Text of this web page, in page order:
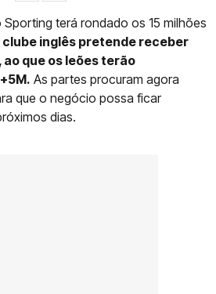
terá rondado os 15 milhões
clube inglês pretende receber
que os leões terão
As partes procuram agora
que o negócio possa ficar
dias.